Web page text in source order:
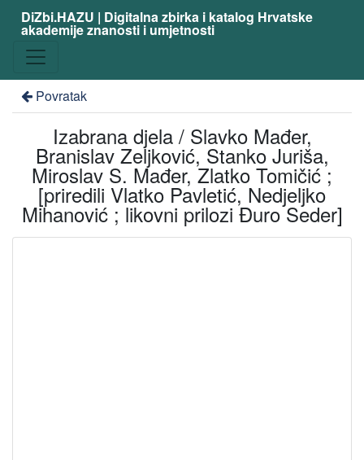
DiZbi.HAZU | Digitalna zbirka i katalog Hrvatske
akademije znanosti i umjetnosti
Povratak
Izabrana djela / Slavko Mađer,
Branislav Zeljković, Stanko Juriša,
Miroslav S. Mađer, Zlatko Tomičić ;
[priredili Vlatko Pavletić, Nedjeljko
Mihanović ; likovni prilozi Đuro Seder]